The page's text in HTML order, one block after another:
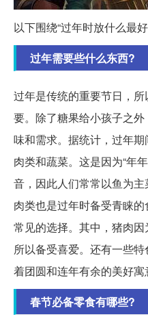
以下围绕“过年时放什么最
过年需要些什么东西?
过年是传统的重要节日，
要。除了糖果给小孩子之
味和需求。据统计，过年期
肉类和蔬菜。这是因为“年
音，因此人们常常以鱼为主
肉类也是过年时备受青睐
常见的选择。其中，猪肉因
所以备受喜爱。还有一些
着团圆和连年有余的美好寓
春节必备零食有哪些?